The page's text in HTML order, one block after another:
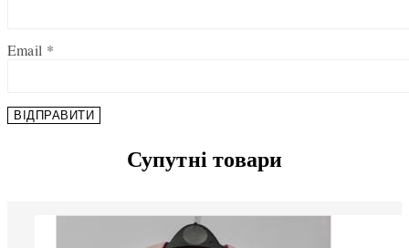
Email *
Супутні товари